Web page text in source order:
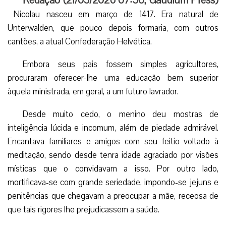
​​ Nicolau nasceu em março de 1417. Era natural de
Unterwalden, que pouco depois formaria, com outros
cantões, a atual Confederação Helvética.
Embora seus pais fossem simples agricultores,
procuraram oferecer-lhe uma educação bem superior
àquela ministrada, em geral, a um futuro lavrador.
Desde muito cedo, o menino deu mostras de
inteligência lúcida e incomum, além de piedade admirável.
Encantava familiares e amigos com seu feitio voltado à
meditação, sendo desde tenra idade agraciado por visões
místicas que o convidavam a isso. Por outro lado,
mortificava-se com grande seriedade, impondo-se jejuns e
penitências que chegavam a preocupar a mãe, receosa de
que tais rigores lhe prejudicassem a saúde.